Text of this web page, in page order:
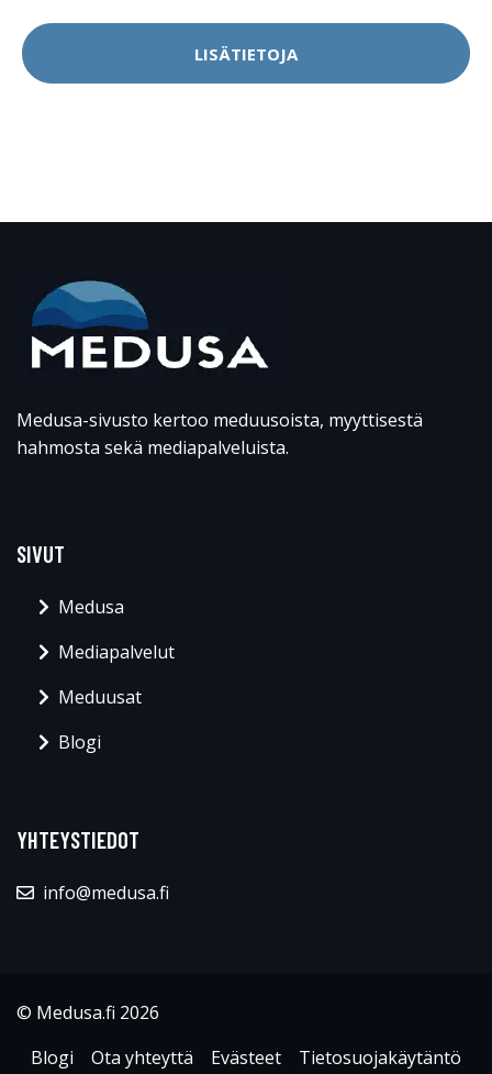
LISÄTIETOJA
Medusa-sivusto kertoo meduusoista, myyttisestä
hahmosta sekä mediapalveluista.
SIVUT
Medusa
Mediapalvelut
Meduusat
Blogi
YHTEYSTIEDOT
info@medusa.fi
© Medusa.fi 2026
Blogi
Ota yhteyttä Evästeet
Tietosuojakäytäntö